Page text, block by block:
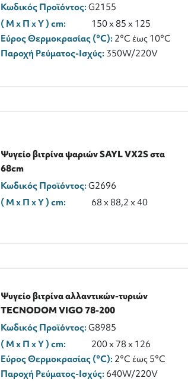
Κωδικός Προϊόντος:G2155
( M x Π x Y ) cm:
150 x 85 x 125
Εύρος Θερμοκρασίας (°C): 2°C έως 10°C
Παροχή Ρεύματος-Ισχύς: 350W/220V
Ψυγείο βιτρίνα ψαριών SAYL VX2S στα
68cm
Κωδικός Προϊόντος:G2696
( M x Π x Y ) cm:
68 x 88,2 x 40
Ψυγείο βιτρίνα αλλαντικών-τυριών
TECNODOM VIGO 78-200
Κωδικός Προϊόντος:G8985
( M x Π x Y ) cm:
200 x 78 x 126
Εύρος Θερμοκρασίας (°C): 2°C έως 5°C
Παροχή Ρεύματος-Ισχύς: 640W/220V